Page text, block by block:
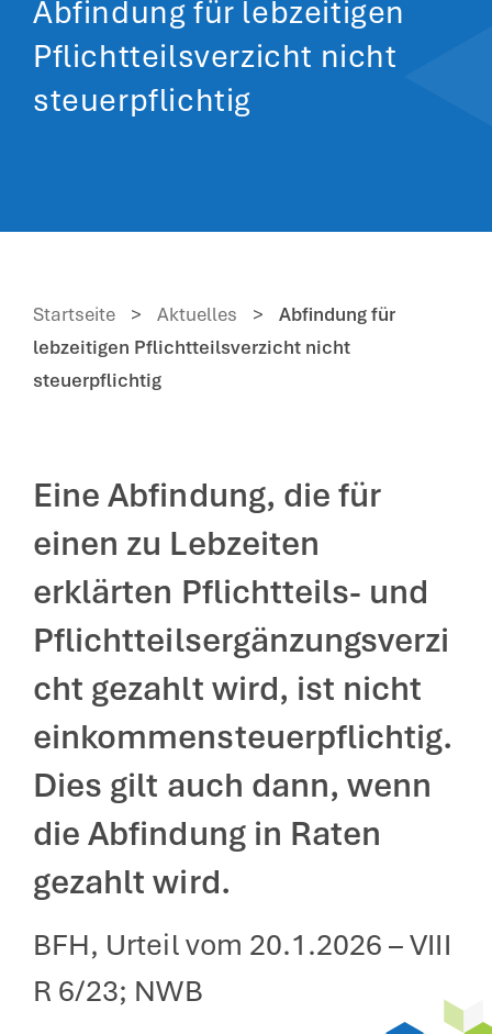
Abfindung für lebzeitigen
Pflichtteilsverzicht nicht
steuerpflichtig
Startseite > Aktuelles >
Abfindung für
lebzeitigen Pflichtteilsverzicht nicht
steuerpflichtig
Eine Abfindung, die für
einen zu Lebzeiten
erklärten Pflichtteils- und
Pflichtteilsergänzungsverzi
cht gezahlt wird, ist nicht
einkommensteuerpflichtig.
Dies gilt auch dann, wenn
die Abfindung in Raten
gezahlt wird.
BFH, Urteil vom 20.1.2026 – VIII
R 6/23; NWB